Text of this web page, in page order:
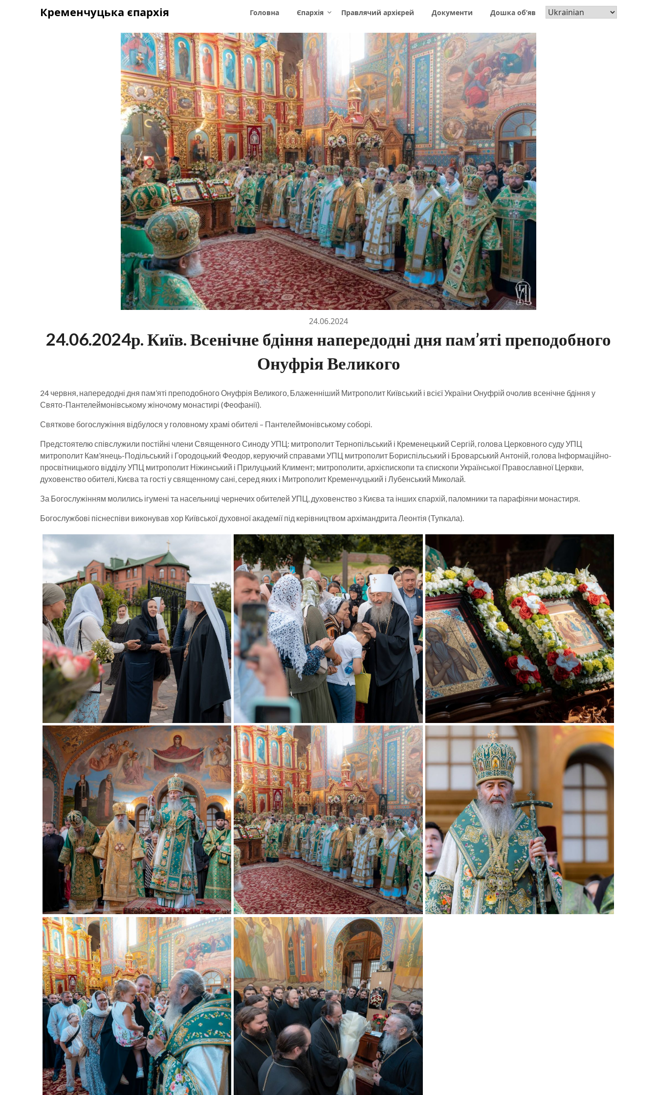
Кременчуцька єпархія Головна Єпархія Правлячий архієрей Документи Дошка об’яв
24.06.2024
24.06.2024р. Київ. Всенічне бдіння напередодні дня пам’яті преподобного
Онуфрія Великого
24 червня, напередодні дня пам’яті преподобного Онуфрія Великого, Блаженніший Митрополит Київський і всієї України Онуфрій очолив всенічне бдіння у
Свято-Пантелеймонівському жіночому монастирі (Феофанії).
Святкове богослужіння відбулося у головному храмі обителі – Пантелеймонівському соборі.
Предстоятелю співслужили постійні члени Священного Синоду УПЦ: митрополит Тернопільський і Кременецький Сергій, голова Церковного суду УПЦ
митрополит Кам’янець-Подільський і Городоцький Феодор, керуючий справами УПЦ митрополит Бориспільський і Броварський Антоній, голова Інформаційно-
просвітницького відділу УПЦ митрополит Ніжинський і Прилуцький Климент; митрополити, архієпископи та єпископи Української Православної Церкви,
духовенство обителі, Києва та гості у священному сані, серед яких і Митрополит Кременчуцький і Лубенський Миколай.
За Богослужінням молились ігумені та насельниці чернечих обителей УПЦ, духовенство з Києва та інших єпархій, паломники та парафіяни монастиря.
Богослужбові піснеспіви виконував хор Київської духовної академії під керівництвом архімандрита Леонтія (Тупкала).